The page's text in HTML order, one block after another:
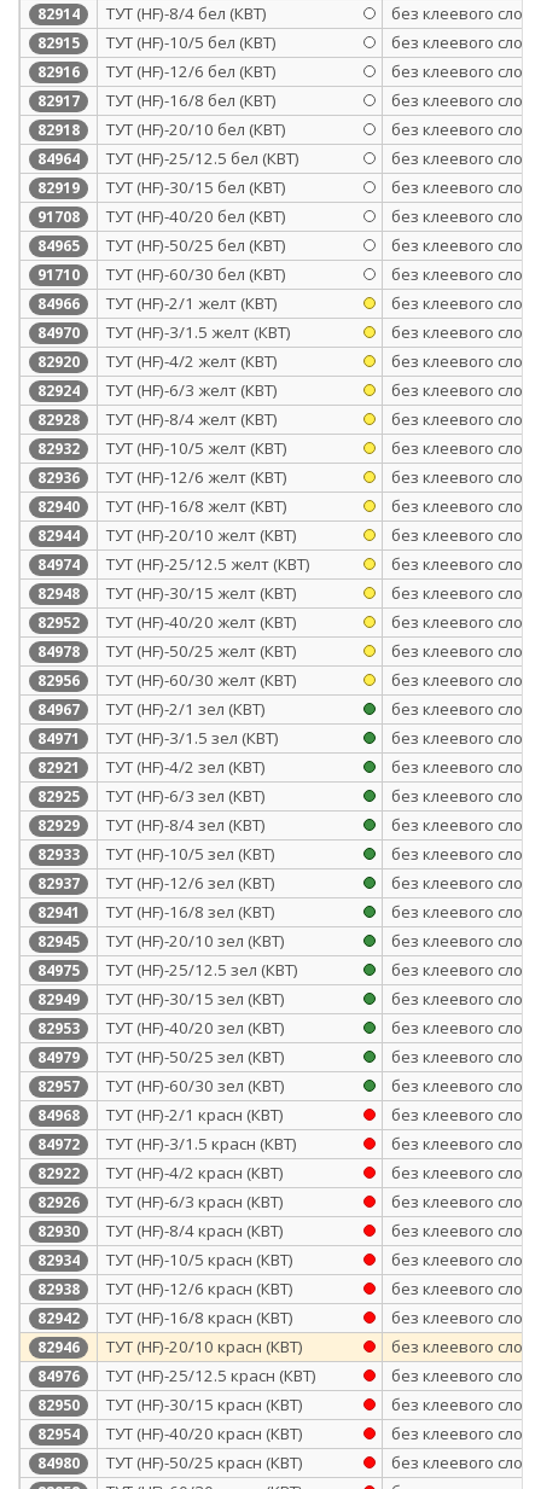
82914 ТУТ (HF)-8/4 бел (КВТ) без клеевого слоя
82915 ТУТ (HF)-10/5 бел (КВТ) без клеевого слоя
82916 ТУТ (HF)-12/6 бел (КВТ) без клеевого слоя
82917 ТУТ (HF)-16/8 бел (КВТ) без клеевого слоя
82918 ТУТ (HF)-20/10 бел (КВТ) без клеевого слоя
84964 ТУТ (HF)-25/12.5 бел (КВТ) без клеевого слоя
82919 ТУТ (HF)-30/15 бел (КВТ) без клеевого слоя
91708 ТУТ (HF)-40/20 бел (КВТ) без клеевого слоя
84965 ТУТ (HF)-50/25 бел (КВТ) без клеевого слоя
91710 ТУТ (HF)-60/30 бел (КВТ) без клеевого слоя
84966 ТУТ (HF)-2/1 желт (КВТ) без клеевого слоя
84970 ТУТ (HF)-3/1.5 желт (КВТ) без клеевого слоя
82920 ТУТ (HF)-4/2 желт (КВТ) без клеевого слоя
82924 ТУТ (HF)-6/3 желт (КВТ) без клеевого слоя
82928 ТУТ (HF)-8/4 желт (КВТ) без клеевого слоя
82932 ТУТ (HF)-10/5 желт (КВТ) без клеевого слоя
82936 ТУТ (HF)-12/6 желт (КВТ) без клеевого слоя
82940 ТУТ (HF)-16/8 желт (КВТ) без клеевого слоя
82944 ТУТ (HF)-20/10 желт (КВТ) без клеевого слоя
84974 ТУТ (HF)-25/12.5 желт (КВТ) без клеевого слоя
82948 ТУТ (HF)-30/15 желт (КВТ) без клеевого слоя
82952 ТУТ (HF)-40/20 желт (КВТ) без клеевого слоя
84978 ТУТ (HF)-50/25 желт (КВТ) без клеевого слоя
82956 ТУТ (HF)-60/30 желт (КВТ) без клеевого слоя
84967 ТУТ (HF)-2/1 зел (КВТ) без клеевого слоя
84971 ТУТ (HF)-3/1.5 зел (КВТ) без клеевого слоя
82921 ТУТ (HF)-4/2 зел (КВТ) без клеевого слоя
82925 ТУТ (HF)-6/3 зел (КВТ) без клеевого слоя
82929 ТУТ (HF)-8/4 зел (КВТ) без клеевого слоя
82933 ТУТ (HF)-10/5 зел (КВТ) без клеевого слоя
82937 ТУТ (HF)-12/6 зел (КВТ) без клеевого слоя
82941 ТУТ (HF)-16/8 зел (КВТ) без клеевого слоя
82945 ТУТ (HF)-20/10 зел (КВТ) без клеевого слоя
84975 ТУТ (HF)-25/12.5 зел (КВТ) без клеевого слоя
82949 ТУТ (HF)-30/15 зел (КВТ) без клеевого слоя
82953 ТУТ (HF)-40/20 зел (КВТ) без клеевого слоя
84979 ТУТ (HF)-50/25 зел (КВТ) без клеевого слоя
82957 ТУТ (HF)-60/30 зел (КВТ) без клеевого слоя
84968 ТУТ (HF)-2/1 красн (КВТ) без клеевого слоя
84972 ТУТ (HF)-3/1.5 красн (КВТ) без клеевого слоя
82922 ТУТ (HF)-4/2 красн (КВТ) без клеевого слоя
82926 ТУТ (HF)-6/3 красн (КВТ) без клеевого слоя
82930 ТУТ (HF)-8/4 красн (КВТ) без клеевого слоя
82934 ТУТ (HF)-10/5 красн (КВТ) без клеевого слоя
82938 ТУТ (HF)-12/6 красн (КВТ) без клеевого слоя
82942 ТУТ (HF)-16/8 красн (КВТ) без клеевого слоя
82946 ТУТ (HF)-20/10 красн (КВТ) без клеевого слоя
84976 ТУТ (HF)-25/12.5 красн (КВТ) без клеевого слоя
82950 ТУТ (HF)-30/15 красн (КВТ) без клеевого слоя
82954 ТУТ (HF)-40/20 красн (КВТ) без клеевого слоя
84980 ТУТ (HF)-50/25 красн (КВТ) без клеевого слоя